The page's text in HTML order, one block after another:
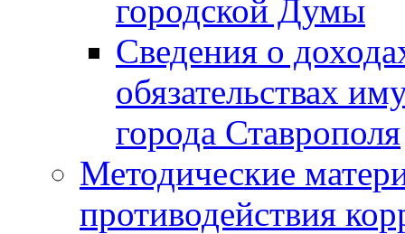
городской Думы
Сведения о
обязательствах
города Ставрополя
Методические
противодействия